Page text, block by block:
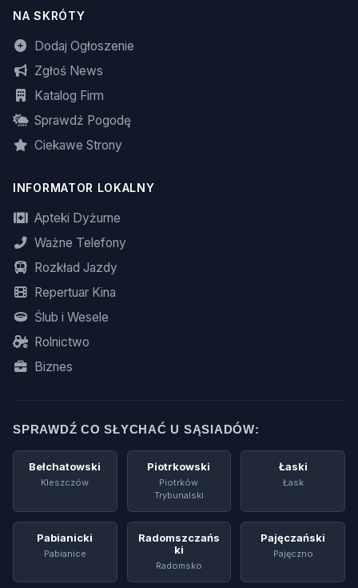
NA SKRÓTY
Dodaj Ogłoszenie
Zgłoś News
Katalog Firm
Sprawdź Pogodę
Ciekawe Strony
INFORMATOR LOKALNY
Apteki Dyżurne
Ważne Telefony
Rozkład Jazdy
Repertuar Kina
Ślub i Wesele
Rolnictwo
Biznes
SPRAWDŹ CO SŁYCHAĆ U SĄSIADÓW:
Bełchatowski
Kleszczów
Piotrkowski
Piotrków
Trybunalski
Łaski
Łask
Pabianicki
Pabianice
Radomszczańs
Ki
Radomsko
Pajęczański
Pajęczno